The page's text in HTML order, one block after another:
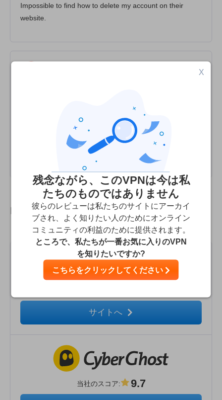
Impossible to find how to delete my account on their
website.
/10
Their dashboard is archaic by any ergonomic standards.
It is clunky. Their customer support is non-existent. I
waited over 5 days to get a simple response and asked
twice. I cancelled my subscription. One star
InvinciBullと他のおすすめVPNを比較しましょ
う
サイトへ
当社のスコア: 9.7
X
残念ながら、このVPNは今は私
たちのものではありません
彼らのレビューは私たちのサイトにアーカイ
ブされ、よく知りたい人のためにオンライン
コミュニティの利益のために提供されます。
ところで、私たちが一番お気に入りのVPN
を知りたいですか?
こちらをクリックしてください